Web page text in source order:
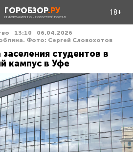
ГОРОБЗОР.РУ
ИНФОРМАЦИОННО - НОВОСТНОЙ ПОРТАЛ
18+
13:10
06.04.2026
Фото: Сергей Словохотов
заселения студентов в
кампус в Уфе